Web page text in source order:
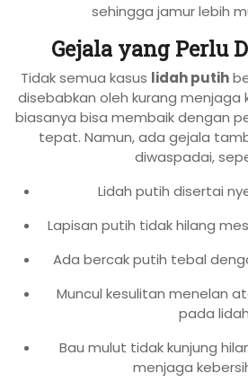
sehingga jamur lebih
Gejala yang Perlu
Tidak semua kasus lidah putih
disebabkan oleh kurang menjaga
biasanya bisa membaik dengan
tepat. Namun, ada gejala
diwaspadai,
Lidah putih disertai
Lapisan putih tidak hilang
Ada bercak putih tebal
Muncul kesulitan menelan
pada
Bau mulut tidak kunjung
menjaga